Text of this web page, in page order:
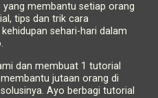
membantu setiap orang
tips dan trik cara
sehari-hari dalam
dan membuat 1 tutorial
jutaan orang di
Ayo berbagi tutorial